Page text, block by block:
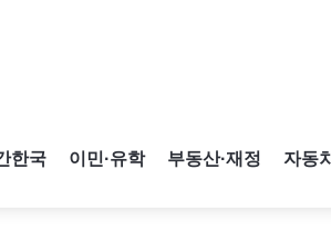
한국 이민·유학 부동산·재정 자동